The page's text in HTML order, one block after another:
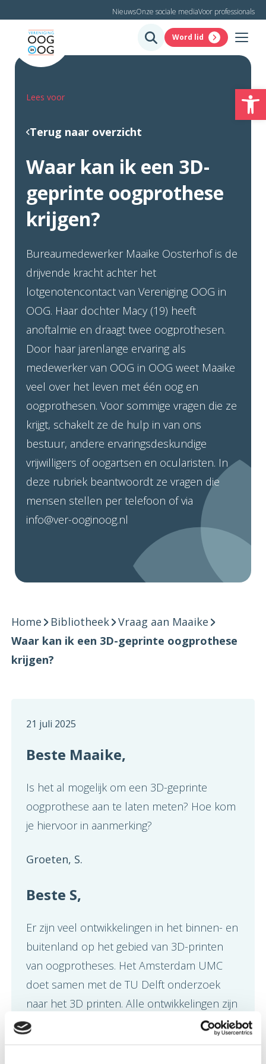
NieuwsOnze sociale mediaVoor professionals
Word lid
Lees voor
Terug naar overzicht
Waar kan ik een 3D-
geprinte oogprothese
krijgen?
Bureaumedewerker Maaike Oosterhof is de
drijvende kracht achter het
lotgenotencontact van Vereniging OOG in
OOG. Haar dochter Macy (19) heeft
anoftalmie en draagt twee oogprothesen.
Door haar jarenlange ervaring als
medewerker van OOG in OOG weet Maaike
veel over het leven met één oog en
oogprothesen. Voor sommige vragen die ze
krijgt, schakelt ze de hulp in van ons
bestuur, andere ervaringsdeskundige
vrijwilligers of oogartsen en ocularisten. In
deze rubriek beantwoordt ze vragen die
mensen stellen per telefoon of via
info@ver-ooginoog.nl
Home Bibliotheek
Vraag aan Maaike
Waar kan ik een 3D-geprinte oogprothese
krijgen?
21 juli 2025
Beste Maaike,
Is het al mogelijk om een 3D-geprinte
oogprothese aan te laten meten? Hoe kom
je hiervoor in aanmerking?
Groeten, S.
Beste S,
Er zijn veel ontwikkelingen in het binnen- en
buitenland op het gebied van 3D-printen
van oogprotheses. Het Amsterdam UMC
doet samen met de TU Delft onderzoek
naar het 3D printen. Alle ontwikkelingen zijn
erop gericht een betere, comfortabelere,
mooiere oogprothese te maken.